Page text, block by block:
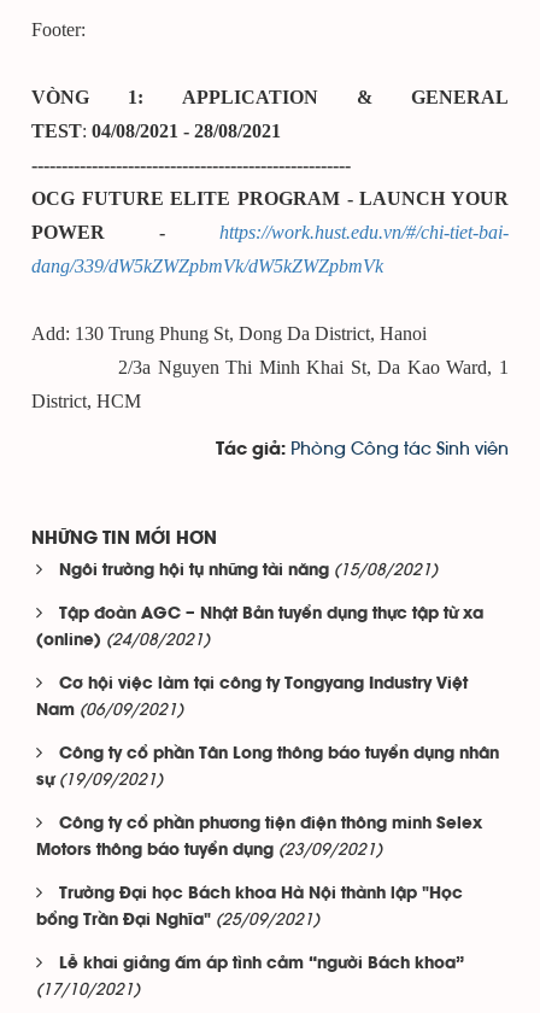
Footer:
VÒNG 1: APPLICATION & GENERAL
TEST: 04/08/2021 - 28/08/2021
-----------------------------------------------------
OCG FUTURE ELITE PROGRAM - LAUNCH YOUR
POWER - https://work.hust.edu.vn/#/chi-tiet-bai-
dang/339/dW5kZWZpbmVk/dW5kZWZpbmVk
Add: 130 Trung Phung St, Dong Da District, Hanoi
2/3a Nguyen Thi Minh Khai St, Da Kao Ward, 1
District, HCM
Tác giả: Phòng Công tác Sinh viên
NHỮNG TIN MỚI HƠN
Ngôi trường hội tụ những tài năng (15/08/2021)
Tập đoàn AGC – Nhật Bản tuyển dụng thực tập từ xa
(online) (24/08/2021)
Cơ hội việc làm tại công ty Tongyang Industry Việt
Nam (06/09/2021)
Công ty cổ phần Tân Long thông báo tuyển dụng nhân
sự (19/09/2021)
Công ty cổ phần phương tiện điện thông minh Selex
Motors thông báo tuyển dụng (23/09/2021)
Trường Đại học Bách khoa Hà Nội thành lập "Học
bổng Trần Đại Nghĩa" (25/09/2021)
Lễ khai giảng ấm áp tình cảm “người Bách khoa”
(17/10/2021)